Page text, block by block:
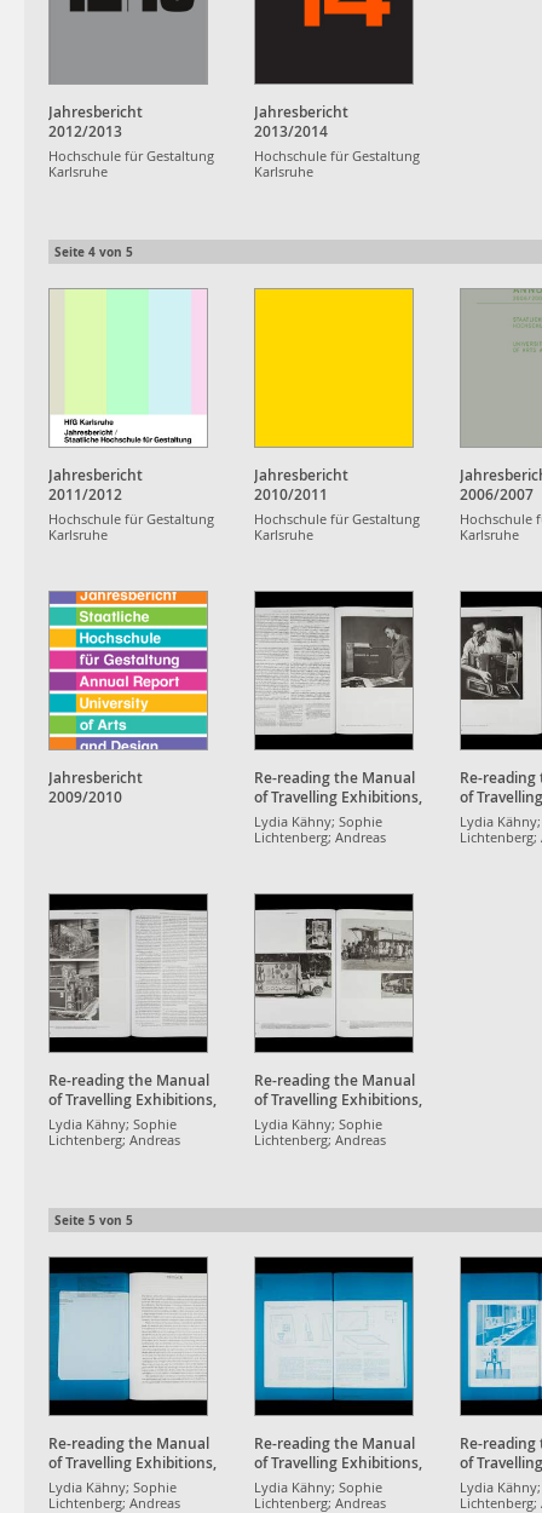
Jahresbericht
2012/2013
Hochschule für Gestaltung
Karlsruhe
Jahresbericht
2013/2014
Hochschule für Gestaltung
Karlsruhe
Seite 4 von 5
Jahresbericht
2011/2012
Hochschule für Gestaltung
Karlsruhe
Jahresbericht
2010/2011
Hochschule für Gestaltung
Karlsruhe
2006/2007
Hochschule
Karlsruhe
Jahresbericht
2009/2010
Re-reading the Manual
of Travelling Exhibitions,
UNESCO 1953
Lydia Kähny; Sophie
Lichtenberg; Andreas
Re-
of
UNESCO
Lydia
Lichtenberg;
Re-reading the Manual
of Travelling Exhibitions,
UNESCO 1953
Lydia Kähny; Sophie
Lichtenberg; Andreas
Re-reading the Manual
of Travelling Exhibitions,
UNESCO 1953
Lydia Kähny; Sophie
Lichtenberg; Andreas
Seite 5 von 5
Re-reading the Manual
of Travelling Exhibitions,
UNESCO 1953
Lydia Kähny; Sophie
Lichtenberg; Andreas
Re-reading the Manual
of Travelling Exhibitions,
UNESCO 1953
Lydia Kähny; Sophie
Lichtenberg; Andreas
Re-
of
UNESCO
Lydia
Lichtenberg;